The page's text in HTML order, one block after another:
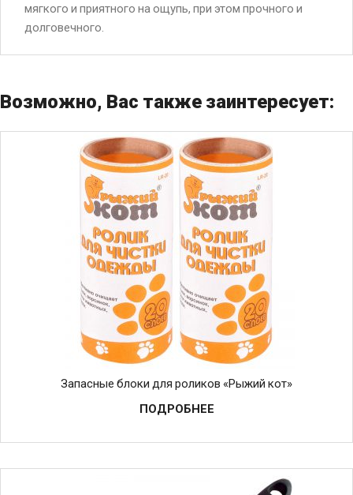
мягкого и приятного на ощупь, при этом прочного и
долговечного.
Возможно, Вас также заинтересует:
Запасные блоки для роликов «Рыжий кот»
ПОДРОБНЕЕ